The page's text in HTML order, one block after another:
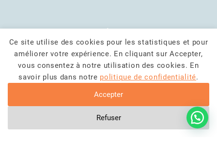
EN MANQUE D'INSPIRATION ?
Conseils de voyage,
dernières nouvelles,
vanlife et bien plus
encore
Ce site utilise des cookies pour les statistiques et pour
améliorer votre expérience. En cliquant sur Accepter,
vous consentez à notre utilisation des cookies. En
savoir plus dans notre politique de confidentialité.
Accepter
Refuser